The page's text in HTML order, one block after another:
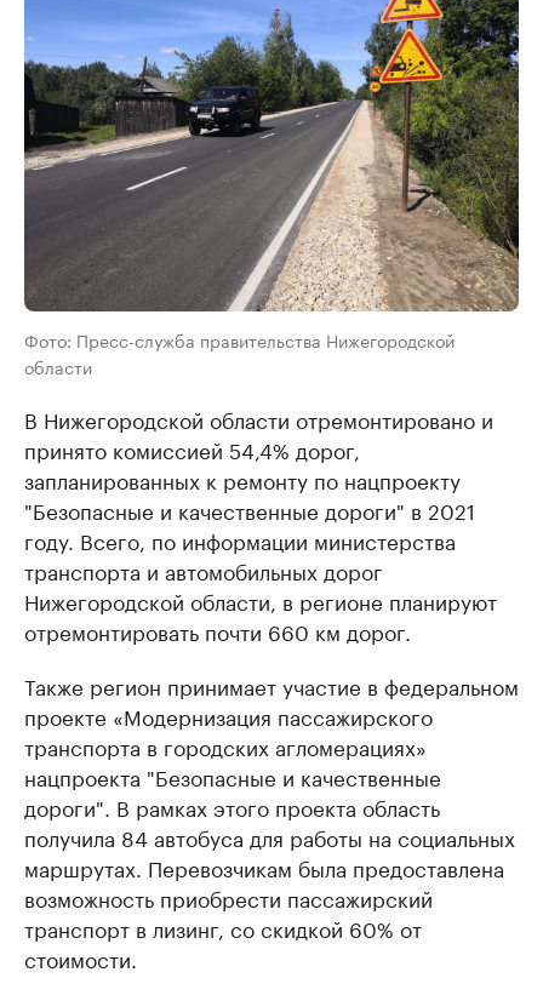
Фото: Пресс-служба правительства Нижегородской
области
В Нижегородской области отремонтировано и
принято комиссией 54,4% дорог,
запланированных к ремонту по нацпроекту
"Безопасные и качественные дороги" в 2021
году. Всего, по информации министерства
транспорта и автомобильных дорог
Нижегородской области, в регионе планируют
отремонтировать почти 660 км дорог.
Также регион принимает участие в федеральном
проекте «Модернизация пассажирского
транспорта в городских агломерациях»
нацпроекта "Безопасные и качественные
дороги". В рамках этого проекта область
получила 84 автобуса для работы на социальных
маршрутах. Перевозчикам была предоставлена
возможность приобрести пассажирский
транспорт в лизинг, со скидкой 60% от
стоимости.